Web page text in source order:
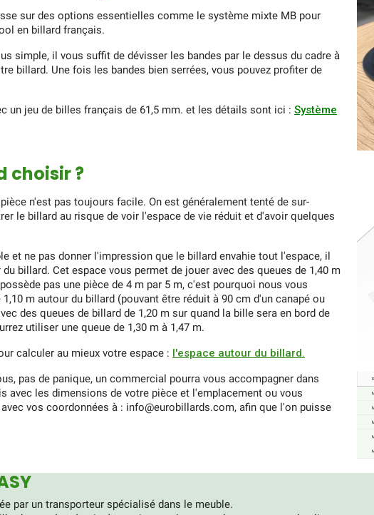
sur des options essentielles comme le système mixte MB pour
en billard français.
simple, il vous suffit de dévisser les bandes par le dessus du cadre à
billard. Une fois les bandes bien serrées, vous pouvez profiter de
un jeu de billes français de 61,5 mm. et les détails sont ici : Système
choisir ?
n'est pas toujours facile. On est généralement tenté de sur-
le billard au risque de voir l'espace de vie réduit et d'avoir quelques
et ne pas donner l'impression que le billard envahie tout l'espace, il
billard. Cet espace vous permet de jouer avec des queues de 1,40 m
pas une pièce de 4 m par 5 m, c'est pourquoi nous vous
m autour du billard (pouvant être réduit à 90 cm d'un canapé ou
des queues de billard de 1,20 m sur quand la bille sera en bord de
utiliser une queue de 1,30 m à 1,47 m.
calculer au mieux votre espace : l'espace autour du billard.
pas de panique, un commercial pourra vous accompagner dans
avec les dimensions de votre pièce et l'emplacement ou vous
vos coordonnées à : info@eurobillards.com, afin que l'on puisse
par un transporteur spécialisé dans le meuble.